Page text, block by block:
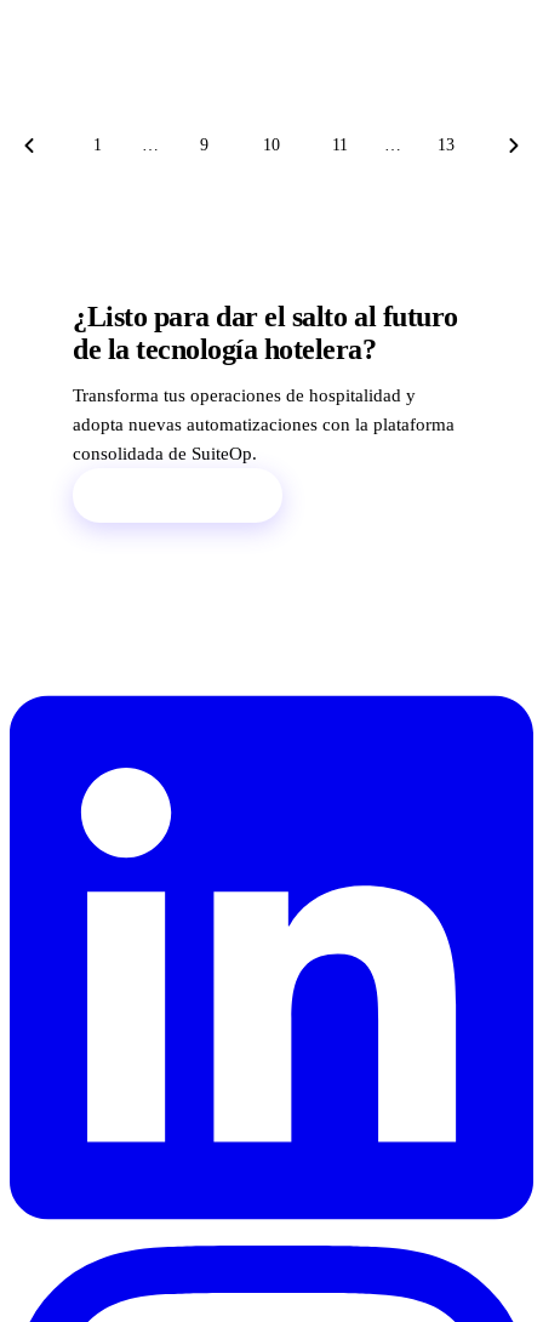
Previous page
1 … 9 10 11 … 13
¿Listo para dar el salto al futuro
de la tecnología hotelera?
Transforma tus operaciones de hospitalidad y
adopta nuevas automatizaciones con la plataforma
consolidada de SuiteOp.